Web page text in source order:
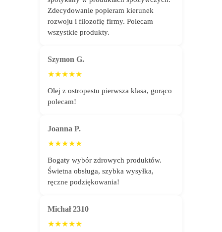
Zdecydowanie popieram kierunek
rozwoju i filozofię firmy. Polecam
wszystkie produkty.
Szymon G.
★★★★★
Olej z ostropestu pierwsza klasa, gorąco
polecam!
Joanna P.
★★★★★
Bogaty wybór zdrowych produktów.
Świetna obsługa, szybka wysyłka,
ręczne podziękowania!
Michał 2310
★★★★★